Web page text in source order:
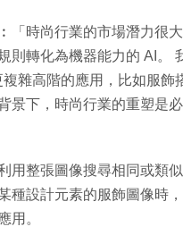
「時尚行業的市場潛力很
則轉化為機器能力的 AI。
雜高階的應用，比如服飾
下，時尚行業的重塑是
用整張圖像搜尋相同或類
種設計元素的服飾圖像時
用。